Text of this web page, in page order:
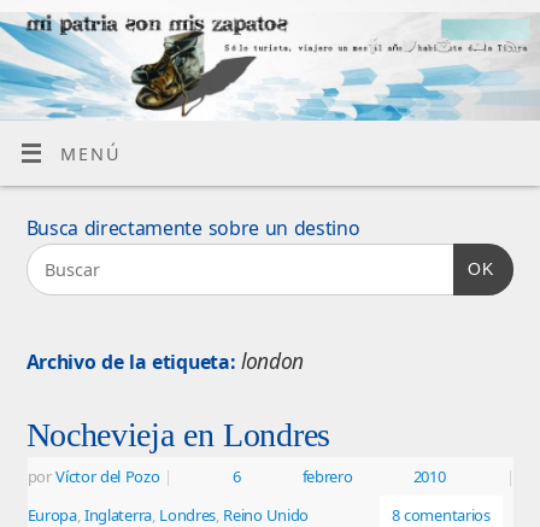
MENÚ
Busca directamente sobre un destino
OK
Archivo de la etiqueta: london
Nochevieja en Londres
porVíctor del Pozo | 6 febrero 2010
|
Europa,Inglaterra, Londres Reino Unido 8 comentarios